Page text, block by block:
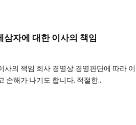
자에 대한 이사의 책임
사의 책임 회사 경영상 경영판단에 따라 이
손해가 나기도 합니다. 적절한..